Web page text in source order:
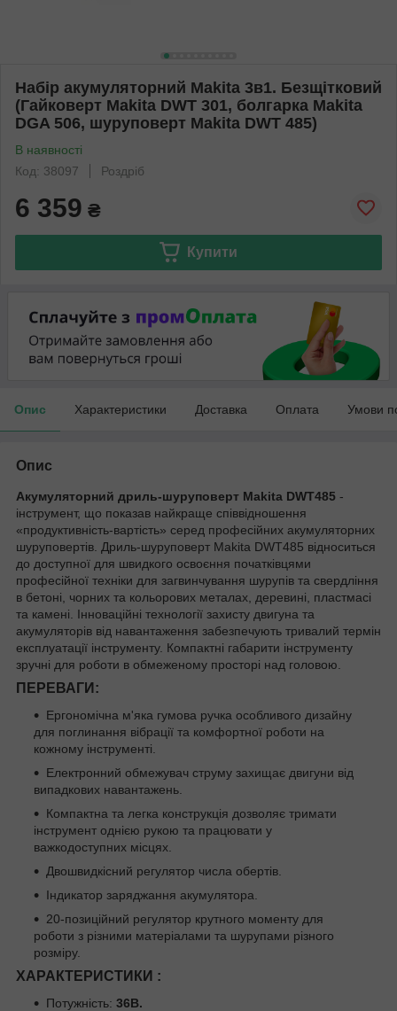
Набір акумуляторний Makita 3в1. Безщітковий
(Гайковерт Makita DWT 301, болгарка Makita
DGA 506, шуруповерт Makita DWT 485)
В наявності
Код: 38097
Роздріб
6 359 ₴
Купити
Опис Характеристики Доставка Оплата Умови
Опис
Акумуляторний дриль-шуруповерт Makita DWT485 -
інструмент, що показав найкраще співвідношення
«продуктивність-вартість» серед професійних акумуляторних
шуруповертів. Дриль-шуруповерт Makita DWT485 відноситься
до доступної для швидкого освоєння початківцями
професійної техніки для загвинчування шурупів та свердління
в бетоні, чорних та кольорових металах, деревині, пластмасі
та камені. Інноваційні технології захисту двигуна та
акумуляторів від навантаження забезпечують тривалий термін
експлуатації інструменту. Компактні габарити інструменту
зручні для роботи в обмеженому просторі над головою.
ПЕРЕВАГИ:
Ергономічна м'яка гумова ручка особливого дизайну
для поглинання вібрації та комфортної роботи на
кожному інструменті.
Електронний обмежувач струму захищає двигуни від
випадкових навантажень.
Компактна та легка конструкція дозволяє тримати
інструмент однією рукою та працювати у
важкодоступних місцях.
Двошвидкісний регулятор числа обертів.
Індикатор заряджання акумулятора.
20-позиційний регулятор крутного моменту для
роботи з різними матеріалами та шурупами різного
розміру.
ХАРАКТЕРИСТИКИ :
Потужність: 36В.